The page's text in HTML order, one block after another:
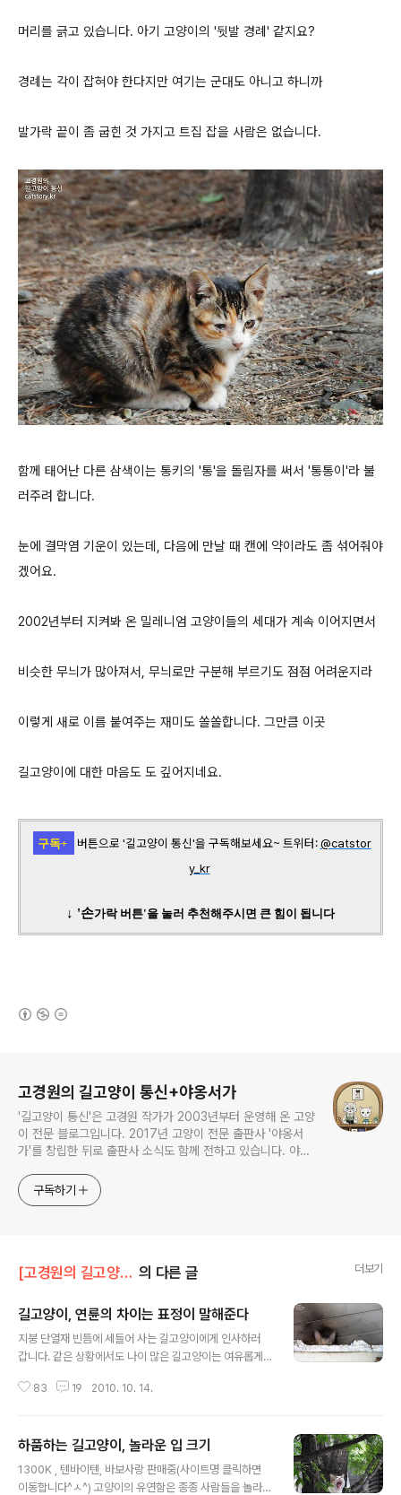
머리를 긁고 있습니다. 아기 고양이의 '뒷발 경례' 같지요?
경례는 각이 잡혀야 한다지만 여기는 군대도 아니고 하니까
발가락 끝이 좀 굽힌 것 가지고 트집 잡을 사람은 없습니다.
함께 태어난 다른 삼색이는 통키의 '통'을 돌림자를 써서 '통통이'라 불
러주려 합니다.
눈에 결막염 기운이 있는데, 다음에 만날 때 캔에 약이라도 좀 섞어줘야
겠어요.
2002년부터 지켜봐 온 밀레니엄 고양이들의 세대가 계속 이어지면서
비슷한 무늬가 많아져서, 무늬로만 구분해 부르기도 점점 어려운지라
이렇게 새로 이름 붙여주는 재미도 쏠쏠합니다. 그만큼 이곳
길고양이에 대한 마음도 도 깊어지네요.
구독+ 버튼으로 '길고양이 통신'을 구독해보세요~ 트위터: @catstor
y_kr
↓ '손가락 버튼'을 눌러 추천해주시면 큰 힘이 됩니다
고경원의 길고양이 통신+야옹서가
'길고양이 통신'은 고경원 작가가 2003년부터 운영해 온 고양
이 전문 블로그입니다. 2017년 고양이 전문 출판사 '야옹서
가'를 창립한 뒤로 출판사 소식도 함께 전하고 있습니다. 야옹
면서, 고양이와 반려인의 행복에 도움이 될 책을 만듭니다.
구독하기
[고경원의 길고양이 통신]/[고양이 여행] 한국 의 다른 글 더보기
길고양이, 연륜의 차이는 표정이 말해준다
지붕 단열재 빈틈에 세들어 사는 길고양이에게 인사하러
갑니다. 같은 상황에서도 나이 많은 길고양이는 여유롭게
만 합니다. 저를 빤히 바라보는 어른냥과 반대로 두근두근,
까이 다가서자 어린 고양이의 눈동자는 더욱 동그래지고,
어른 고양이는 '흠...한번 내려가 볼까?' 하는 듯한 표정으로
유유자적 아래를 바라봅니다. "에잇, 일단 숨고 보자!" 청소
83 19 2010. 10. 14.
하품하는 길고양이, 놀라운 입 크기
1300K , 텐바이텐, 바보사랑 판매중(사이트명 클릭하면
이동합니다^ㅅ^) 고양이의 유연함은 종종 사람들을 놀라게